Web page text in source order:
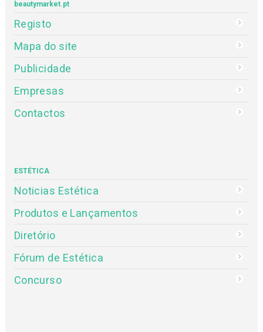
beautymarket.pt
Registo
Mapa do site
Publicidade
Empresas
Contactos
ESTÉTICA
Noticias Estética
Produtos e Lançamentos
Diretório
Fórum de Estética
Concurso